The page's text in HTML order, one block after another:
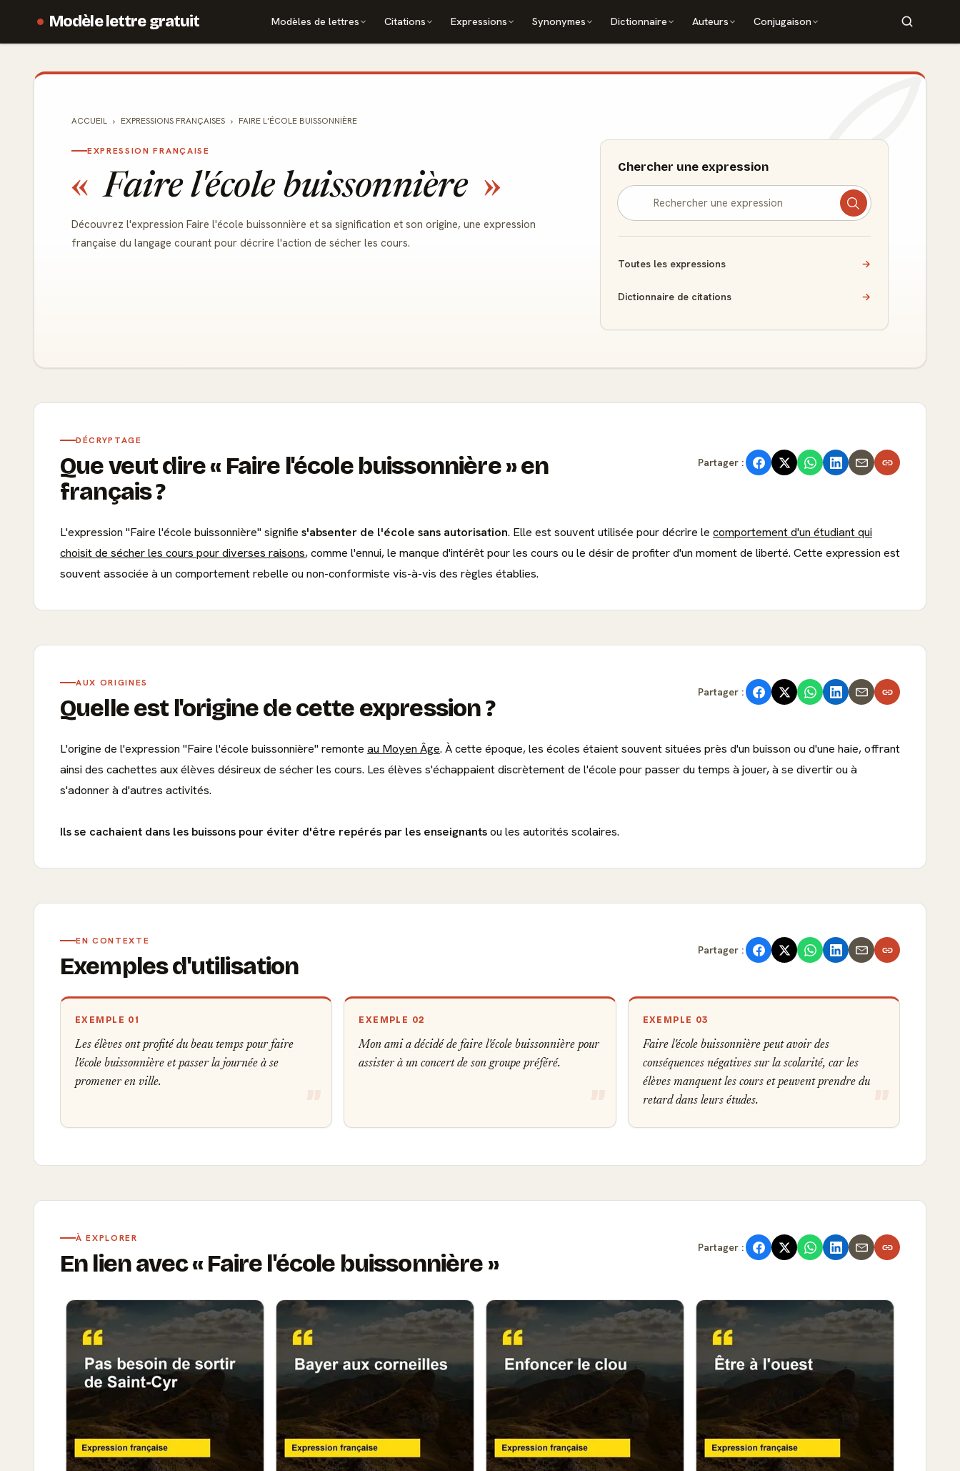
Modèle lettre gratuit Modèles de lettres Citations Expressions Synonymes Dictionnaire Auteurs Conjugaison
ACCUEIL EXPRESSIONS FRANÇAISES FAIRE L'ÉCOLE BUISSONNIÈRE
EXPRESSION FRANÇAISE
Faire l'école buissonnière
Découvrez l'expression Faire l'école buissonnière et sa signification et son origine, une expression
française du langage courant pour décrire l'action de sécher les cours.
Chercher une expression
Toutes les expressions →
Dictionnaire de citations →
DÉCRYPTAGE
Que veut dire Faire l'école buissonnière en
français ?
Partager :
L'expression "Faire l'école buissonnière" signifie s'absenter de l'école sans autorisation. Elle est souvent utilisée pour décrire le comportement d'un étudiant qui
choisit de sécher les cours pour diverses raisons, comme l'ennui, le manque d'intérêt pour les cours ou le désir de profiter d'un moment de liberté. Cette expression est
souvent associée à un comportement rebelle ou non-conformiste vis-à-vis des règles établies.
AUX ORIGINES
Quelle est l'origine de cette expression ?
Partager :
L'origine de l'expression "Faire l'école buissonnière" remonte au Moyen Âge. À cette époque, les écoles étaient souvent situées près d'un buisson ou d'une haie, offrant
ainsi des cachettes aux élèves désireux de sécher les cours. Les élèves s'échappaient discrètement de l'école pour passer du temps à jouer, à se divertir ou à
s'adonner à d'autres activités.
Ils se cachaient dans les buissons pour éviter d'être repérés par les enseignantsou les autorités scolaires.
EN CONTEXTE
Exemples d'utilisation
Partager :
EXEMPLE 01
Les élèves ont profité du beau temps pour faire
l'école buissonnière et passer la journée à se
promener en ville.
EXEMPLE 02
Mon ami a décidé de faire l'école buissonnière pour
assister à un concert de son groupe préféré.
EXEMPLE 03
Faire l'école buissonnière peut avoir des
conséquences négatives sur la scolarité, car les
élèves manquent les cours et peuvent prendre du
retard dans leurs études.
À EXPLORER
En lien avec Faire l'école buissonnière
Partager :